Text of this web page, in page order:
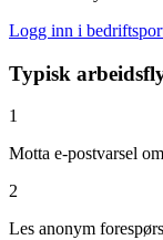
Logg inn i
Typisk
1
Motta e-postvarsel
2
Les anonym